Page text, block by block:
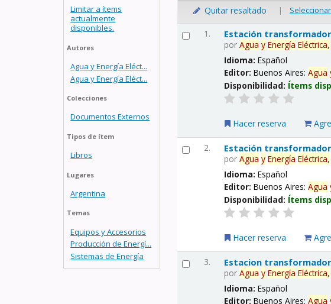
Limitar a ítems
actualmente
disponibles.
Autores
Agua y Energía Eléct...
Agua y Energía Eléct...
Colecciones
Documentos Externos
Tipos de ítem
Libros
Lugares
Argentina
Temas
Equipos y Accesorios
Producción de Energí...
Sistemas de Energía
Quitar resaltado |
1. Estación
porAgua y Energía Eléctrica,
Idioma:Español
Editor:Buenos Aires:Agua
Disponibilidad: Ítems
Hacer reserva
2. Estación
porAgua y Energía Eléctrica,
Idioma:Español
Editor:Buenos Aires:Agua
Disponibilidad: Ítems
Hacer reserva
3. Estacion
porAgua y Energía Eléctrica,
Idioma:Español
Editor:Buenos Aires:Agua